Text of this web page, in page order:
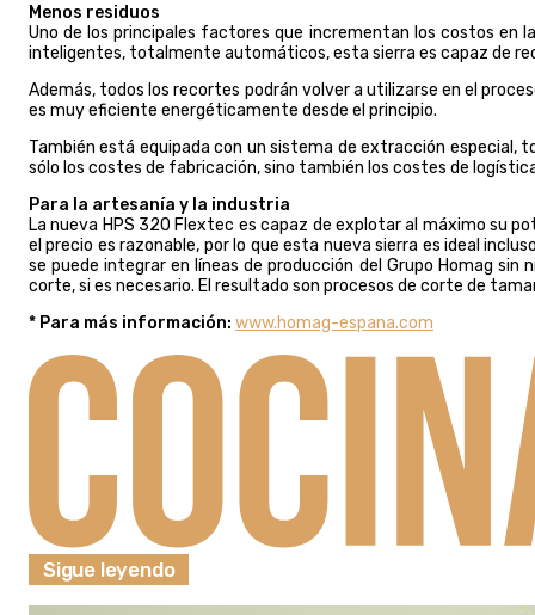
Menos residuos
Uno de los principales factores que incrementan los costos en
inteligentes, totalmente automáticos, esta sierra es capaz de
Además, todos los recortes podrán volver a utilizarse en el
es muy eficiente energéticamente desde el principio.
También está equipada con un sistema de extracción especial,
sólo los costes de fabricación, sino también los costes de
Para la artesanía y la industria
La nueva HPS 320 Flextec es capaz de explotar al máximo su
el precio es razonable, por lo que esta nueva sierra es ideal
se puede integrar en líneas de producción del Grupo Homag
corte, si es necesario. El resultado son procesos de corte de
* Para más información: www.homag-espana.com
Sigue leyendo